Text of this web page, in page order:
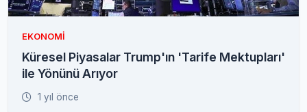
EKONOMI
Küresel Piyasalar Trump'ın 'Tarife Mektupları'
ile Yönünü Arıyor
1 yıl önce